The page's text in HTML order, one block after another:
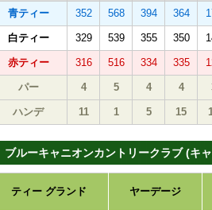
青ティー 352 568 394 364
白ティー 329 539 355 350
赤ティー 316 516 334 335
パー 4 5 4 4
ハンデ 11 1 5 15
ブルーキャニオンカントリークラブ (キ
ティー グランド ヤーデージ